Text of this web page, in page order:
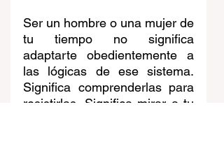
Ser un hombre o una mujer de
tu tiempo no significa
adaptarte obedientemente a
las lógicas de ese sistema.
Significa comprenderlas para
resistirlas. Significa mirar a tu